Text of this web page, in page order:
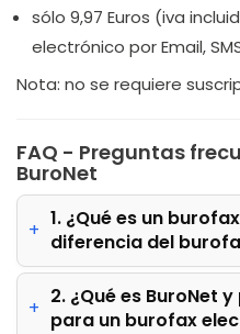
sólo 9,97 Euros (iva
electrónico por Email,
Nota: no se requiere
FAQ - Preguntas
BuroNet
1. ¿Qué es un
diferencia del
2. ¿Qué es BuroNet
para un burofax